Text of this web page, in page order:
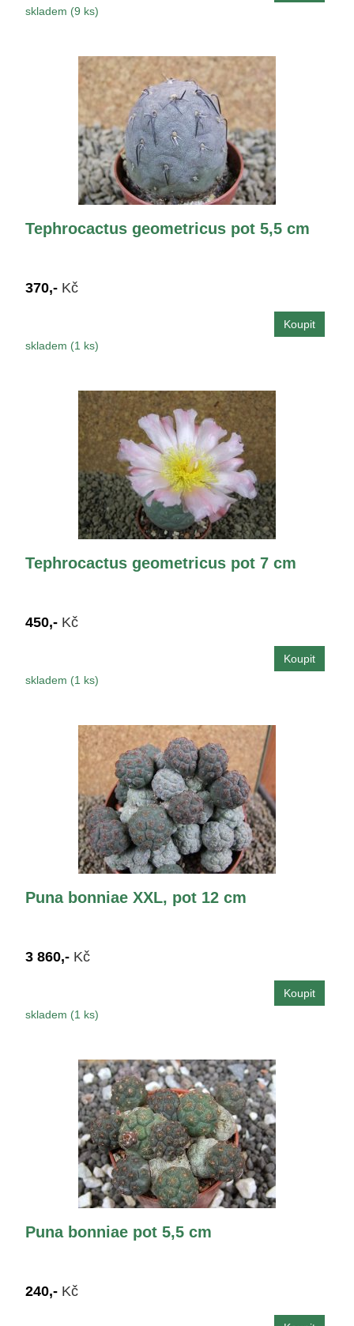
skladem (9 ks)
Tephrocactus geometricus pot 5,5 cm
370,- Kč
skladem (1 ks)
Tephrocactus geometricus pot 7 cm
450,- Kč
skladem (1 ks)
Puna bonniae XXL, pot 12 cm
3 860,- Kč
skladem (1 ks)
Puna bonniae pot 5,5 cm
240,- Kč